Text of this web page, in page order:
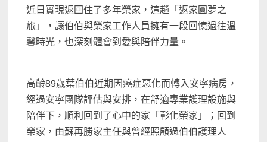
近日實現返回住了多年榮家，這趟「返家圓夢之
旅」，讓伯伯與榮家工作人員擁有一段回憶過往溫
馨時光，也深刻體會到愛與陪伴力量。
高齡89歲葉伯伯近期因癌症惡化而轉入安寧病房，
經過安寧團隊評估與安排，在舒適專業護理設施與
陪伴下，順利回到了心中的家「彰化榮家」；回到
榮家，由蘇再勝家主任與曾經照顧過伯伯護理人